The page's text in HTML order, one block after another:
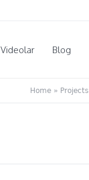
Videolar Blog
Home » Projects